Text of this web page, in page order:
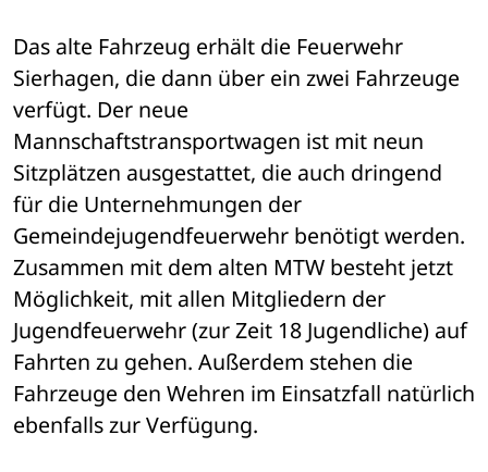
Das alte Fahrzeug erhält die Feuerwehr
Sierhagen, die dann über ein zwei Fahrzeuge
verfügt. Der neue
Mannschaftstransportwagen ist mit neun
Sitzplätzen ausgestattet, die auch dringend
für die Unternehmungen der
Gemeindejugendfeuerwehr benötigt werden.
Zusammen mit dem alten MTW besteht jetzt
Möglichkeit, mit allen Mitgliedern der
Jugendfeuerwehr (zur Zeit 18 Jugendliche) auf
Fahrten zu gehen. Außerdem stehen die
Fahrzeuge den Wehren im Einsatzfall natürlich
ebenfalls zur Verfügung.